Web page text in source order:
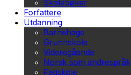
Skolebøker
Forfattere
Utdanning
Barnehage
Grunnskole
Videregående
Norsk som andrespråk
Fagskole